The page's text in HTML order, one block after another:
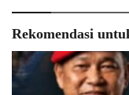
Rekomendasi